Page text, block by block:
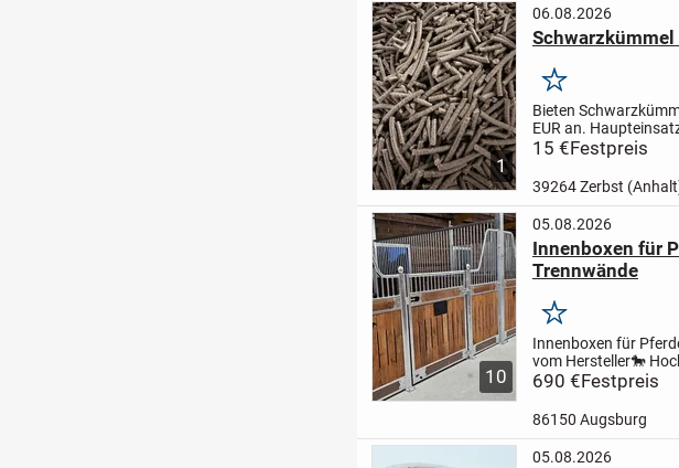
1
06.08.2026
Merken
Bieten
EUR an.
staubbedingtem
15 €Festpreis
39264 Zerbst
10
05.08.2026
Innenboxen für
Trennwände
Merken
Innenboxen für
vom Hersteller🐎
für moderne
690 €Festpreis
86150 Augsburg
05.08.2026